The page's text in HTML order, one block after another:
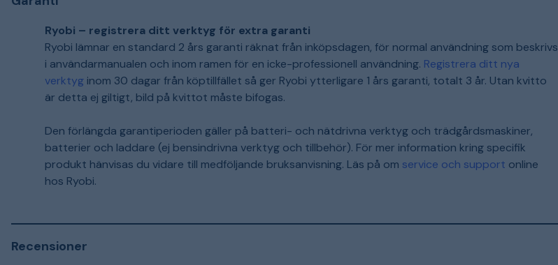
Ryobi – registrera ditt verktyg för extra garanti
Ryobi lämnar en standard 2 års garanti räknat från inköpsdagen, för normal användning som beskrivs
i användarmanualen och inom ramen för en icke-professionell användning. Registrera ditt nya
verktyg inom 30 dagar från köptillfället så ger Ryobi ytterligare 1 års garanti, totalt 3 år. Utan kvitto
är detta ej giltigt, bild på kvittot måste bifogas.
Den förlängda garantiperioden gäller på batteri- och nätdrivna verktyg och trädgårdsmaskiner,
batterier och laddare (ej bensindrivna verktyg och tillbehör). För mer information kring specifik
produkt hänvisas du vidare till medföljande bruksanvisning. Läs på om service och support online
hos Ryobi.
Recensioner